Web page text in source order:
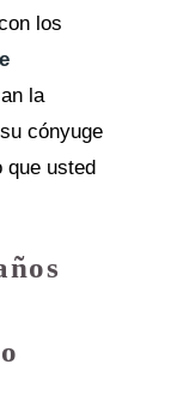
los
la
cónyuge
que usted